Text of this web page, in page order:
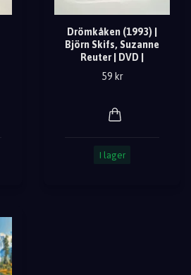
Drömkåken (1993) |
Björn Skifs, Suzanne
Reuter | DVD |
59 kr
I lager